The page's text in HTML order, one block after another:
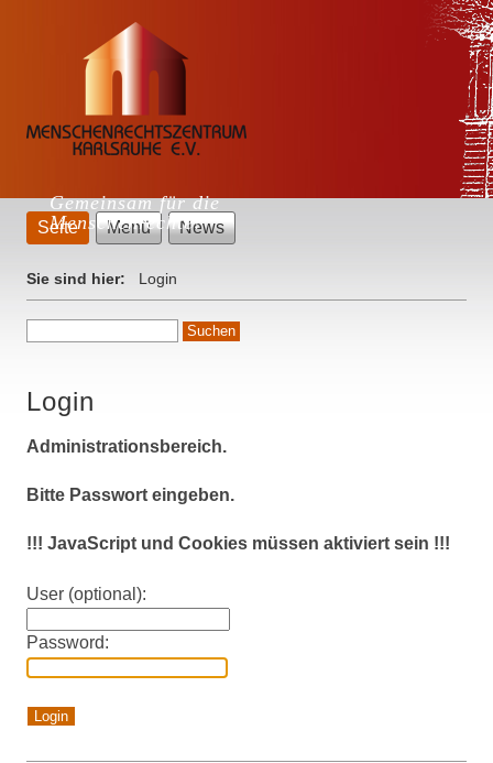
Gemeinsam für die
Menschenrechte!
Seite Menü News
Sie sind hier: Login
Login
Administrationsbereich.
Bitte Passwort eingeben.
!!! JavaScript und Cookies müssen aktiviert sein !!!
User (optional):
Password: